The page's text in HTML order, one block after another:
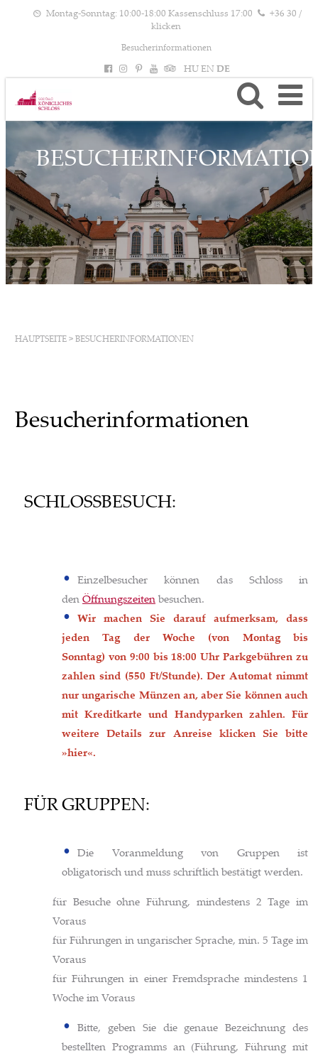
Montag-Sonntag: 10:00-18:00 Kassenschluss 17:00
+36 30 /
klicken
Besucherinformationen
HU EN DE
HAUPTSEITE > BESUCHERINFORMATIONEN
Besucherinformationen
SCHLOSSBESUCH:
Einzelbesucher können das Schloss in
den Öffnungszeiten besuchen.
Wir machen Sie darauf aufmerksam, dass
jeden Tag der Woche (von Montag bis
Sonntag) von 9:00 bis 18:00 Uhr Parkgebühren zu
zahlen sind (550 Ft/Stunde). Der Automat nimmt
nur ungarische Münzen an, aber Sie können auch
mit Kreditkarte und Handyparken zahlen. Für
weitere Details zur Anreise klicken Sie bitte
»hier«.
FÜR GRUPPEN:
Die Voranmeldung von Gruppen ist
obligatorisch und muss schriftlich bestätigt werden.
für Besuche ohne Führung, mindestens 2 Tage im
Voraus
für Führungen in ungarischer Sprache, min. 5 Tage im
Voraus
für Führungen in einer Fremdsprache mindestens 1
Woche im Voraus
Bitte, geben Sie die genaue Bezeichnung des
bestellten Programms an (Führung, Führung mit